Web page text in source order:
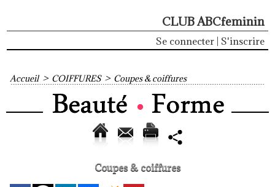
CLUB ABCfeminin
Se connecter S'inscrire
Accueil > COIFFURES > Coupes & coiffures
Coupes & coiffures